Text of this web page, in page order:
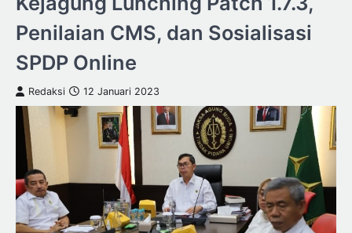
Penilaian CMS, dan Sosialisasi
SPDP Online
Redaksi 12 Januari 2023